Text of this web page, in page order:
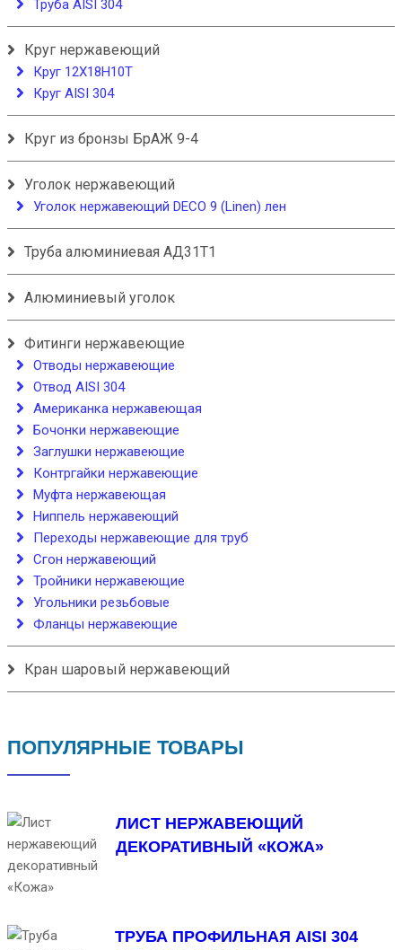
Труба AISI 304
Круг нержавеющий
Круг 12Х18Н10Т
Круг AISI 304
Круг из бронзы БрАЖ 9-4
Уголок нержавеющий
Уголок нержавеющий DECO 9 (Linen) лен
Труба алюминиевая АД31Т1
Алюминиевый уголок
Фитинги нержавеющие
Отводы нержавеющие
Отвод AISI 304
Американка нержавеющая
Бочонки нержавеющие
Заглушки нержавеющие
Контргайки нержавеющие
Муфта нержавеющая
Ниппель нержавеющий
Переходы нержавеющие для труб
Сгон нержавеющий
Тройники нержавеющие
Угольники резьбовые
Фланцы нержавеющие
Кран шаровый нержавеющий
ПОПУЛЯРНЫЕ ТОВАРЫ
ЛИСТ НЕРЖАВЕЮЩИЙ
ДЕКОРАТИВНЫЙ «КОЖА»
ТРУБА ПРОФИЛЬНАЯ AISI 304